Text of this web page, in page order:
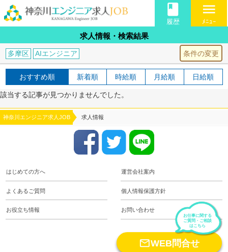
book
履歴
menu
ﾒﾆｭｰ
求人情報・検索結果
条件の変更
多摩区 AIエンジニア
おすすめ順 新着順 時給順 月給順 日給順
該当する記事が見つかりませんでした。
神奈川エンジニア求人JOB 求人情報
はじめての方へ 運営会社案内
よくあるご質問 個人情報保護方針
お役立ち情報 お問い合わせ
お仕事に関する
ご質問・ご相談
はこちら
WEB問合せ